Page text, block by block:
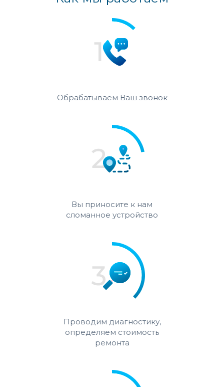
Обрабатываем Ваш звонок
Вы приносите к нам
сломанное устройство
Проводим диагностику,
определяем стоимость
ремонта